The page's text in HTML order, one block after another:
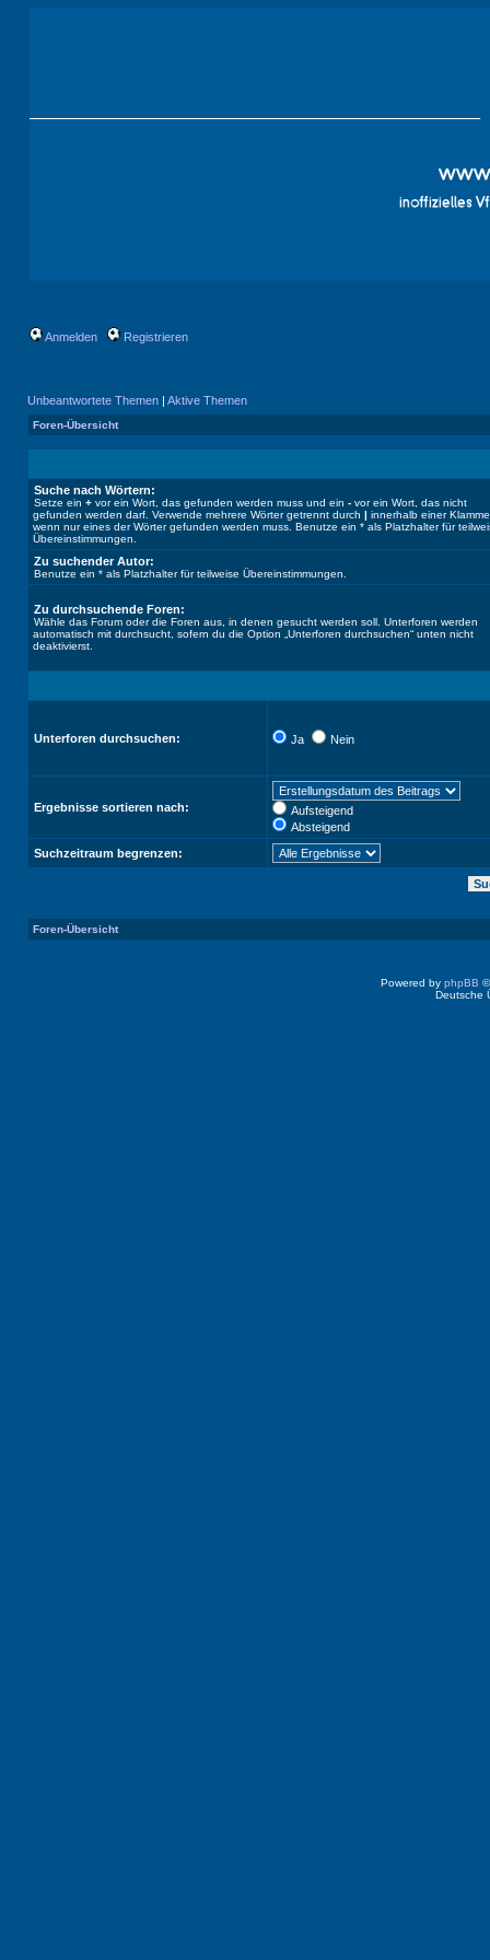
Anmelden Registrieren
Unbeantwortete Themen | Aktive Themen
Foren-Übersicht
Suche nach Wörtern:
Setze ein + vor ein Wort, das gefunden werden muss und ein - vor ein Wort, das nicht
gefunden werden darf. Verwende mehrere Wörter getrennt durch | innerhalb einer
wenn nur eines der Wörter gefunden werden muss. Benutze ein * als Platzhalter für
Übereinstimmungen.
Zu suchender Autor:
Benutze ein * als Platzhalter für teilweise Übereinstimmungen.
Zu durchsuchende Foren:
Wähle das Forum oder die Foren aus, in denen gesucht werden soll. Unterforen werden
automatisch mit durchsucht, sofern du die Option „Unterforen durchsuchen“ unten nicht
deaktivierst.
Unterforen durchsuchen: Ja Nein
Ergebnisse sortieren nach:
Aufsteigend
Absteigend
Suchzeitraum begrenzen:
Foren-Übersicht
Powered by phpBB
Deutsche